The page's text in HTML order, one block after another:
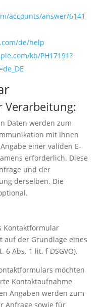
accounts/answer/6141
de/help
kb/PH17191?
Verarbeitung:
Daten werden zum
mit Ihnen
einer validen E-
erforderlich. Diese
und der
derselben. Die
Kontaktformular
auf der Grundlage eines
Abs. 1 lit. f DSGVO).
möchten
Kontaktaufnahme
Angaben werden zum
Anfrage sowie für